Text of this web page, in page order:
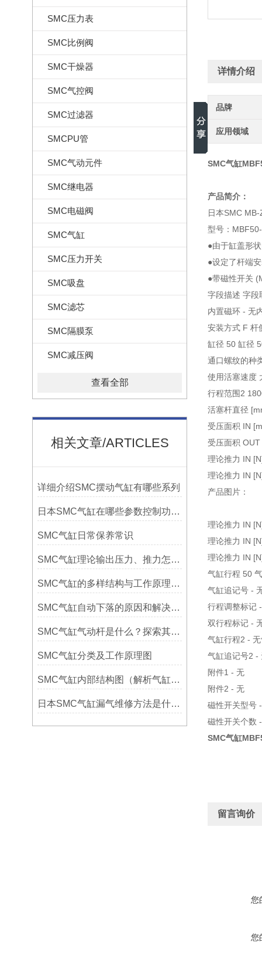
SMC压力表
SMC比例阀
SMC干燥器
SMC气控阀
SMC过滤器
SMCPU管
SMC气动元件
SMC继电器
SMC电磁阀
SMC气缸
SMC压力开关
SMC吸盘
SMC滤芯
SMC隔膜泵
SMC减压阀
查看全部
相关文章/ARTICLES
详细介绍SMC摆动气缸有哪些系列
日本SMC气缸在哪些参数控制功能运作
SMC气缸日常保养常识
SMC气缸理论输出压力、推力怎么计算公式及对照表
SMC气缸的多样结构与工作原理详解
SMC气缸自动下落的原因和解决方法
SMC气缸气动杆是什么？探索其工作原理与应用领域
SMC气缸分类及工作原理图
SMC气缸内部结构图（解析气缸的结构及基本原理简介）
日本SMC气缸漏气维修方法是什么？
详情介绍
品牌
应用领域
SMC气缸
产品简介：
日本SMC
型号：
●由于缸盖形
●设定了杆端
●带磁性开关
字段描述 字段
内置磁环 - 无
安装方式 F 杆
缸径 50 缸径
通口螺纹的种
使用活塞速度
行程范围2
活塞杆直径
受压面积 IN
受压面积 OUT
理论推力 IN
理论推力 IN
产品图片：
理论推力 IN
理论推力 IN
理论推力 IN
气缸行程 50
气缸追记号 -
行程调整标记
双行程标记 -
气缸行程2 -
气缸追记号2 -
附件1 - 无
附件2 - 无
磁性开关型号
磁性开关个数
SMC气缸
留言询价
您
您